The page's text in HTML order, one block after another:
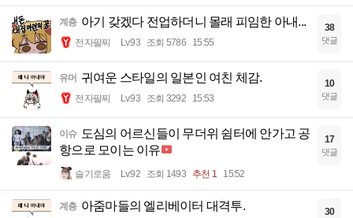
계층 아기 갖겠다 전업하더니 몰래 피임한 아내...
전자팔찌 Lv.93 조회 5786 15:55
38
댓글
유머 귀여운 스타일의 일본인 여친 체감.
전자팔찌 Lv.93 조회 3292 15:53
10
댓글
이슈 도심의 어르신들이 무더위 쉼터에 안가고 공
항으로 모이는 이유
슬기로움 Lv.92 조회 1493 추천 1 15:52
17
댓글
계층 아줌마들의 엘리베이터 대격투. 30